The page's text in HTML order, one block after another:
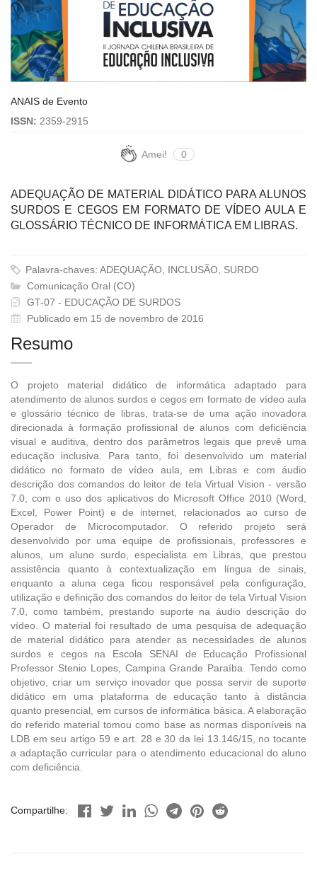
ANAIS de Evento
ISSN: 2359-2915
Amei! 0
ADEQUAÇÃO DE MATERIAL DIDÁTICO PARA ALUNOS
SURDOS E CEGOS EM FORMATO DE VÍDEO AULA E
GLOSSÁRIO TÉCNICO DE INFORMÁTICA EM LIBRAS.
Palavra-chaves: ADEQUAÇÃO, INCLUSÃO, SURDO
Comunicação Oral (CO)
GT-07 - EDUCAÇÃO DE SURDOS
Publicado em 15 de novembro de 2016
Resumo
O projeto material didático de informática adaptado para
atendimento de alunos surdos e cegos em formato de vídeo aula
e glossário técnico de libras, trata-se de uma ação inovadora
direcionada à formação profissional de alunos com deficiência
visual e auditiva, dentro dos parâmetros legais que prevê uma
educação inclusiva. Para tanto, foi desenvolvido um material
didático no formato de vídeo aula, em Libras e com áudio
descrição dos comandos do leitor de tela Virtual Vision - versão
7.0, com o uso dos aplicativos do Microsoft Office 2010 (Word,
Excel, Power Point) e de internet, relacionados ao curso de
Operador de Microcomputador. O referido projeto será
desenvolvido por uma equipe de profissionais, professores e
alunos, um aluno surdo, especialista em Libras, que prestou
assistência quanto à contextualização em língua de sinais,
enquanto a aluna cega ficou responsável pela configuração,
utilização e definição dos comandos do leitor de tela Virtual Vision
7.0, como também, prestando suporte na áudio descrição do
vídeo. O material foi resultado de uma pesquisa de adequação
de material didático para atender as necessidades de alunos
surdos e cegos na Escola SENAI de Educação Profissional
Professor Stenio Lopes, Campina Grande Paraíba. Tendo como
objetivo, criar um serviço inovador que possa servir de suporte
didático em uma plataforma de educação tanto à distância
quanto presencial, em cursos de informática básica. A elaboração
do referido material tomou como base as normas disponíveis na
LDB em seu artigo 59 e art. 28 e 30 da lei 13.146/15, no tocante
a adaptação curricular para o atendimento educacional do aluno
com deficiência.
Compartilhe: